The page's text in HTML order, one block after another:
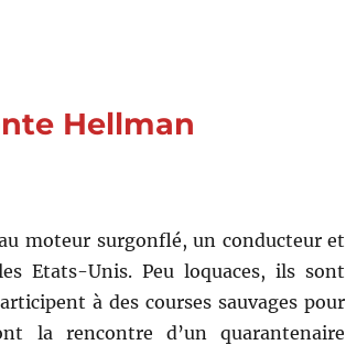
Hellman
moteur surgonflé, un conducteur et
Etats-Unis. Peu loquaces, ils sont
à des courses sauvages pour
la rencontre d’un quarantenaire